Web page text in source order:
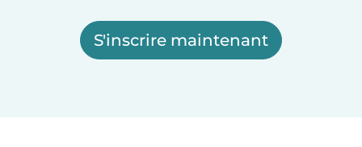
S'inscrire maintenant